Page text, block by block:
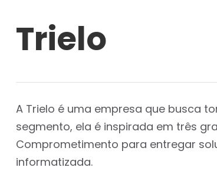
Trielo
A Trielo é uma empresa que busca
segmento, ela é inspirada em três
Comprometimento para entregar
informatizada.